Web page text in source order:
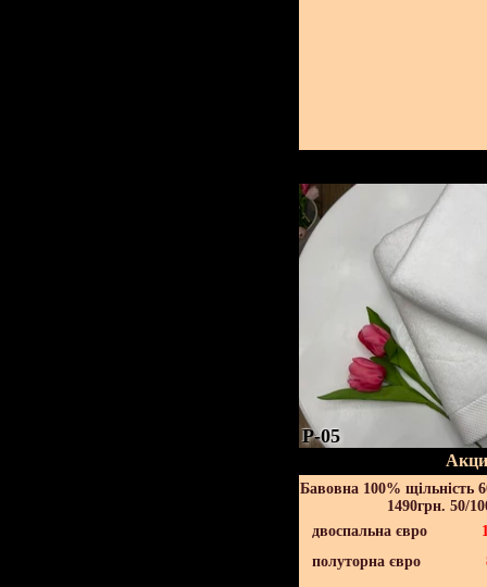
P-05
Бавовна 100% щільність
1490грн. 50/
двоспальна євро
полуторна євро